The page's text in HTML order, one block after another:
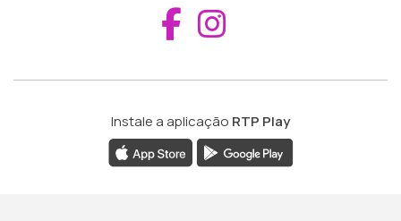
Aceder ao
Instale a aplicação RTP Play